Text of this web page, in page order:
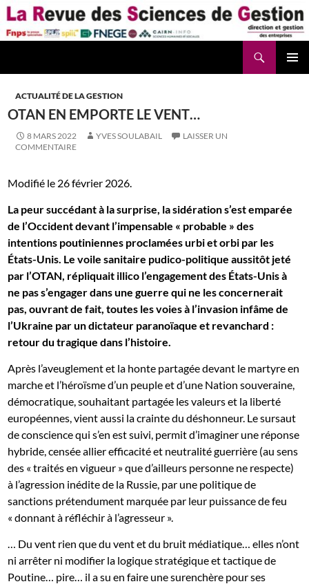
Aller
au
contenu
ACTUALITÉ DE LA GESTION
OTAN EN EMPORTE LE VENT…
8 MARS 2022 YVES SOULABAIL
LAISSER UN
COMMENTAIRE
Modifié le 26 février 2026.
La peur succédant à la surprise, la sidération s’est emparée
de l’Occident devant l’impensable « probable » des
intentions poutiniennes proclamées urbi et orbi par les
États-Unis. Le voile sanitaire pudico-politique aussitôt jeté
par l’OTAN, répliquait illico l’engagement des États-Unis à
ne pas s’engager dans une guerre qui ne les concernerait
pas, ouvrant de fait, toutes les voies à l’invasion infâme de
l’Ukraine par un dictateur paranoïaque et revanchard :
retour du tragique dans l’histoire.
Après l’aveuglement et la honte partagée devant le martyre en
marche et l’héroïsme d’un peuple et d’une Nation souveraine,
démocratique, souhaitant partagée les valeurs et la liberté
européennes, vient aussi la crainte du déshonneur. Le sursaut
de conscience qui s’en est suivi, permit d’imaginer une réponse
hybride, censée allier efficacité et neutralité guerrière (au sens
des « traités en vigueur » que d’ailleurs personne ne respecte)
à l’agression inédite de la Russie, par une politique de
sanctions prétendument marquée par leur puissance de feu
« donnant à réfléchir à l’agresseur ».
… Du vent rien que du vent et du bruit médiatique… elles n’ont
ni arrêter ni modifier la logique stratégique et tactique de
Poutine… pire… il a su en faire une surenchère pour ses